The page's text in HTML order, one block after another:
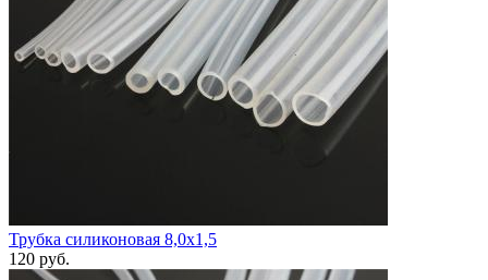
Трубка силиконовая 8,0х1,5
120 руб.